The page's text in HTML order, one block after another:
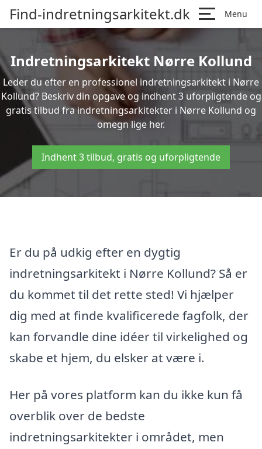
Find-indretningsarkitekt.dk Menu
Indretningsarkitekt Nørre Kollund
Leder du efter en professionel indretningsarkitekt i Nørre
Kollund? Beskriv din opgave og indhent 3 uforpligtende og
gratis tilbud fra indretningsarkitekter i Nørre Kollund og
omegn lige her.
Indhent 3 tilbud, gratis og uforpligtende
Er du på udkig efter en dygtig
indretningsarkitekt i Nørre Kollund? Så er
du kommet til det rette sted! Vi hjælper
dig med at finde kvalificerede fagfolk, der
kan forvandle dine idéer til virkelighed og
skabe et hjem, du elsker at være i.
Her på vores platform kan du ikke kun få
overblik over de bedste
indretningsarkitekter i området, men